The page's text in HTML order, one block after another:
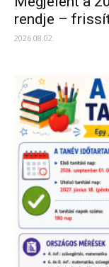
rendje –
2026.08.02.